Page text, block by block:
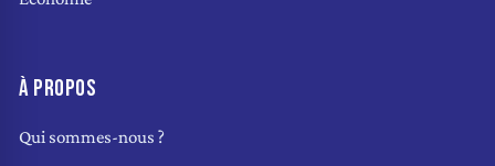
À PROPOS
Qui sommes-nous ?